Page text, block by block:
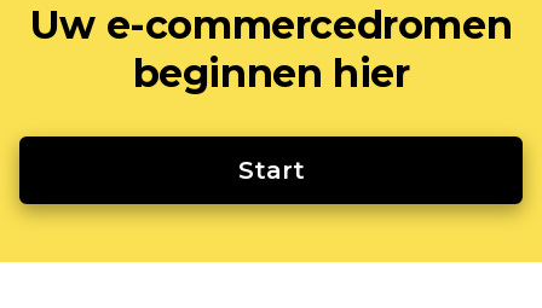
Uw e-commercedromen
beginnen hier
Start